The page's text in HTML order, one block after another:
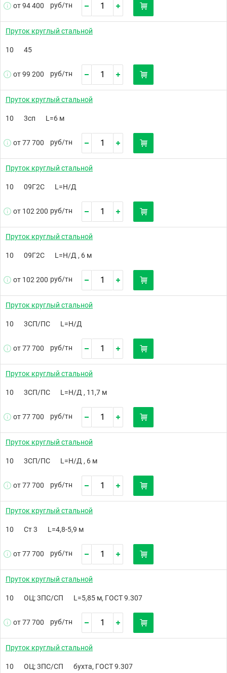
от 94 400 руб/тн
Пруток круглый стальной
10 45
от 99 200 руб/тн
Пруток круглый стальной
10 3сп L=6 м
от 77 700 руб/тн
Пруток круглый стальной
10 09Г2С L=Н/Д
от 102 200 руб/тн
Пруток круглый стальной
10 09Г2С L=Н/Д , 6 м
от 102 200 руб/тн
Пруток круглый стальной
10 3СП/ПС L=Н/Д
от 77 700 руб/тн
Пруток круглый стальной
10 3СП/ПС L=Н/Д , 11,7 м
от 77 700 руб/тн
Пруток круглый стальной
10 3СП/ПС L=Н/Д , 6 м
от 77 700 руб/тн
Пруток круглый стальной
10 Ст 3 L=4,8-5,9 м
от 77 700 руб/тн
Пруток круглый стальной
10 ОЦ; 3ПС/СП L=5,85 м, ГОСТ 9.307
от 77 700 руб/тн
Пруток круглый стальной
10 ОЦ; 3ПС/СП бухта, ГОСТ 9.307